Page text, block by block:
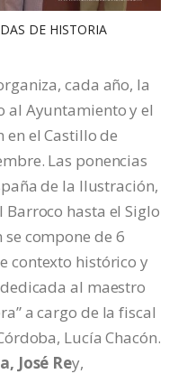
DE HISTORIA
cada año, la
al Ayuntamiento y el
en el Castillo de
Las ponencias
de la Ilustración,
hasta el Siglo
compone de 6
contexto histórico y
al maestro
a cargo de la fiscal
Lucía Chacón.
José Rey,